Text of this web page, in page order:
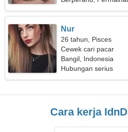
Nur
26 tahun, Pisces
Cewek cari pacar
Bangil, Indonesia
Hubungan serius
Cara kerja